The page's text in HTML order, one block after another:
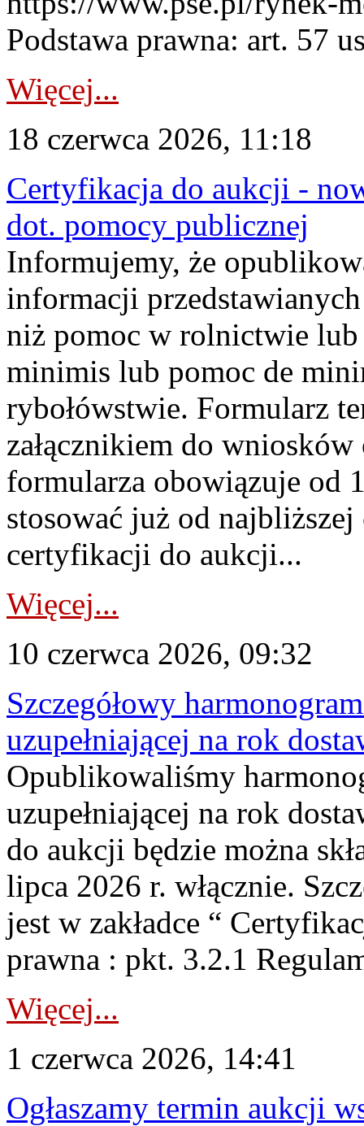
Podstawa prawna: art. 57
Więcej...
18 czerwca 2026, 11:18
Certyfikacja do aukcji -
dot. pomocy publicznej
Informujemy, że
informacji
niż pomoc w rolnictwie lub
minimis lub pomoc de
rybołówstwie. Formularz
załącznikiem do
formularza obowiązuje od
stosować już od
certyfikacji do aukcji...
Więcej...
10 czerwca 2026, 09:32
Szczegółowy
uzupełniającej na rok
Opublikowaliśmy
uzupełniającej na rok
do aukcji będzie można
lipca 2026 r. włącznie.
jest w zakładce “
prawna : pkt. 3.2.1
Więcej...
1 czerwca 2026, 14:41
Ogłaszamy termin aukcji